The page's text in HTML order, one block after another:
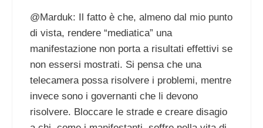
@Marduk: Il fatto è che, almeno dal mio punto
di vista, rendere “mediatica” una
manifestazione non porta a risultati effettivi se
non essersi mostrati. Si pensa che una
telecamera possa risolvere i problemi, mentre
invece sono i governanti che li devono
risolvere. Bloccare le strade e creare disagio